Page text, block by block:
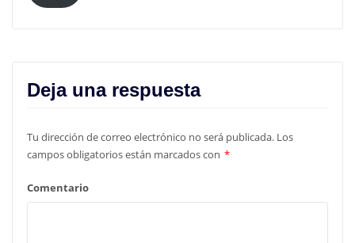
Deja una respuesta
Tu dirección de correo electrónico no será publicada. Los
campos obligatorios están marcados con *
Comentario